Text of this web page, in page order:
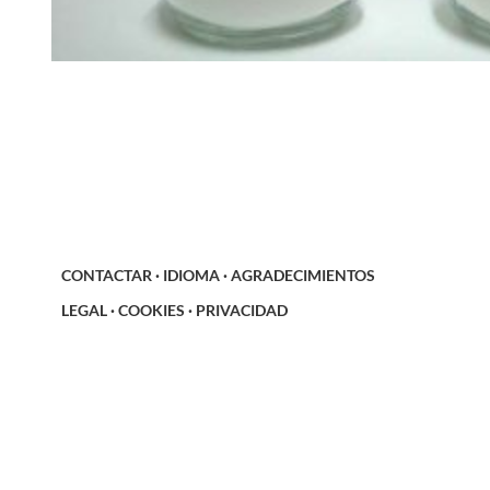
CONTACTAR · IDIOMA·AGRADECIMIENTOS
LEGAL·COOKIES · PRIVACIDAD